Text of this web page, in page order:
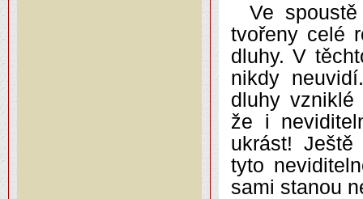
Ve
tvořeny celé
dluhy. V
nikdy
dluhy
že i
ukrást!
tyto
sami stanou